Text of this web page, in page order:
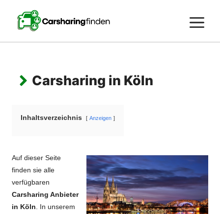
springen
Carsharing in Köln
Inhaltsverzeichnis Anzeigen
Auf dieser Seite
finden sie alle
verfügbaren
Carsharing Anbieter
in Köln . In unserem